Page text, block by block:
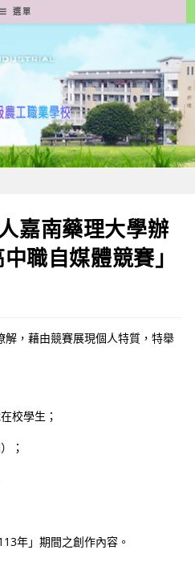
選單
嘉南藥理大學辦
職自媒體競賽」
，藉由競賽展現個人特質，特舉
校學生；
；
年」期間之創作內容。